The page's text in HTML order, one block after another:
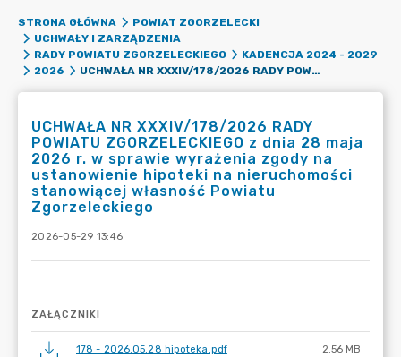
STRONA GŁÓWNA
POWIAT ZGORZELECKI
UCHWAŁY I ZARZĄDZENIA
RADY POWIATU ZGORZELECKIEGO
KADENCJA 2024 - 2029
2026
UCHWAŁA NR XXXIV/178/2026 RADY POWIATU ZGORZELECKIEGO Z DNIA 28 MAJA 2026 R. W SPRAWIE WYRAŻENIA ZGODY NA USTANOWIENIE HIPOTEKI NA NIERUCHOMOŚCI STANOWIĄCEJ WŁASNOŚĆ POWIATU ZGORZELECKIEGO
UCHWAŁA NR XXXIV/178/2026 RADY
POWIATU ZGORZELECKIEGO z dnia 28 maja
2026 r. w sprawie wyrażenia zgody na
ustanowienie hipoteki na nieruchomości
stanowiącej własność Powiatu
Zgorzeleckiego
2026-05-29 13:46
ZAŁĄCZNIKI
178 - 2026.05.28 hipoteka.pdf 2.56 MB